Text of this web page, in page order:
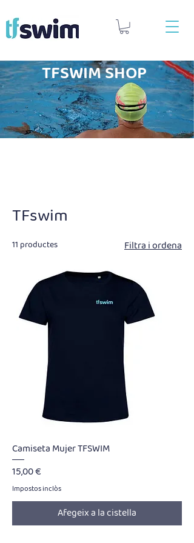
TFSWIM SHOP
TFswim
11 productes Filtra i ordena
Camiseta Mujer TFSWIM
Preu
15,00 €
Impostos inclòs
Afegeix a la cistella